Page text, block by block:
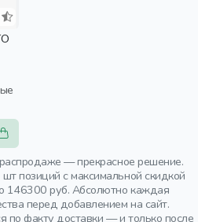
— прекрасное решение.
позиций с максимальной скидкой
руб. Абсолютно каждая
перед добавлением на сайт.
по факту доставки — и только после